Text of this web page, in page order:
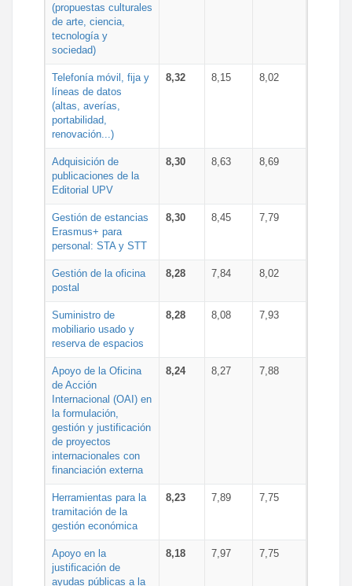
(propuestas culturales
de arte, ciencia,
tecnología y
sociedad)
Telefonía móvil, fija y
líneas de datos
(altas, averías,
portabilidad,
renovación...)
8,32 8,15 8,02
Adquisición de
publicaciones de la
Editorial UPV
8,30 8,63 8,69
Gestión de estancias
Erasmus+ para
personal: STA y STT
8,30 8,45 7,79
Gestión de la oficina
postal
8,28 7,84 8,02
Suministro de
mobiliario usado y
reserva de espacios
8,28 8,08 7,93
Apoyo de la Oficina
de Acción
Internacional (OAI) en
la formulación,
gestión y justificación
de proyectos
internacionales con
financiación externa
8,24 8,27 7,88
Herramientas para la
tramitación de la
gestión económica
8,23 7,89 7,75
Apoyo en la
justificación de
ayudas públicas a la
8,18 7,97 7,75